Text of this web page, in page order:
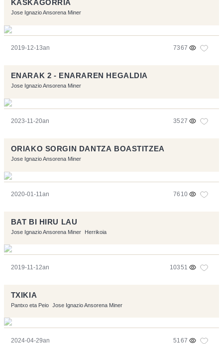
KASKAGORRIA
Jose Ignazio Ansorena Miner
2019-12-13an 7367
ENARAK 2 - ENARAREN HEGALDIA
Jose Ignazio Ansorena Miner
2023-11-20an 3527
ORIAKO SORGIN DANTZA BOASTITZEA
Jose Ignazio Ansorena Miner
2020-01-11an 7610
BAT BI HIRU LAU
Jose Ignazio Ansorena Miner Herrikoia
2019-11-12an 10351
TXIKIA
Pantxo eta Peio Jose Ignazio Ansorena Miner
2024-04-29an 5167